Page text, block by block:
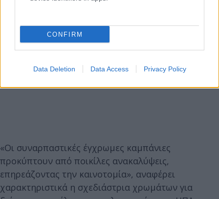
CONFIRM
Data Deletion Data Access Privacy Policy
«Οι συναρπαστικές έγχρωμες καμπάνιες
προκύπτουν από ποικίλες ανακαλύψεις,
επηρεάζοντας την καινοτομία», αναφέρει
χαρακτηριστικά η σχεδιάστρια χρωμάτων για